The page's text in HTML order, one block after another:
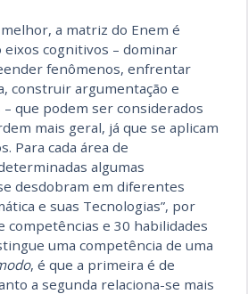
a matriz do Enem é
cognitivos – dominar
fenômenos, enfrentar
construir argumentação e
que podem ser considerados
mais geral, já que se aplicam
Para cada área de
algumas
desdobram em diferentes
e suas Tecnologias”, por
competências e 30 habilidades
uma competência de uma
, é que a primeira é de
a segunda relaciona-se mais